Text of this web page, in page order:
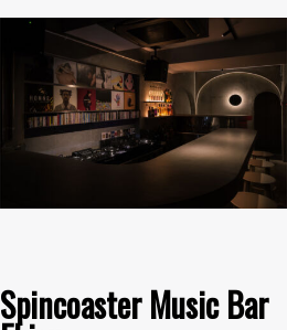
Spincoaster Music Bar